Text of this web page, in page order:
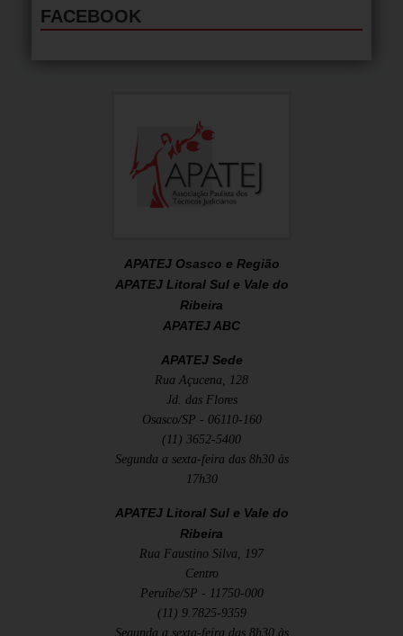
FACEBOOK
APATEJ Osasco e Região
APATEJ Litoral Sul e Vale do
Ribeira
APATEJ ABC
APATEJ Sede
Rua Açucena, 128
Jd. das Flores
Osasco/SP - 06110-160
(11) 3652-5400
Segunda a sexta-feira das 8h30 às
17h30
APATEJ Litoral Sul e Vale do
Ribeira
Rua Faustino Silva, 197
Centro
Peruíbe/SP - 11750-000
(11) 9.7825-9359
Segunda a sexta-feira das 8h30 às